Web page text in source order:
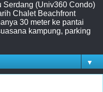
Serdang (Univ360 Condo)
Chalet Beachfront
30 meter ke pantai
kampung, parking
▼